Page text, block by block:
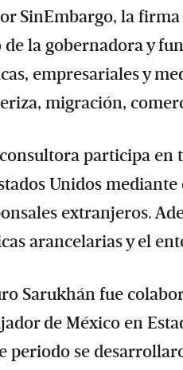
SinEmbargo, la
la gobernadora y
empresariales y
migración,
participa
Unidos
extranjeros.
arancelarias y el
Sarukhán fue
de México en
periodo se